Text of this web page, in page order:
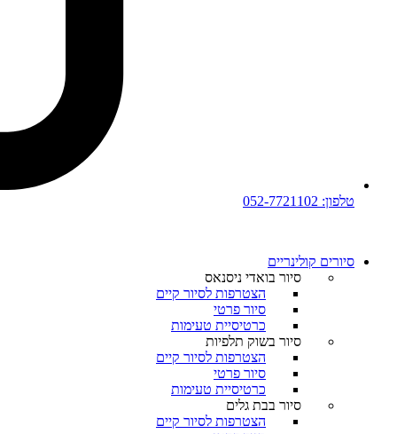
טלפון: 052-7721102
סיורים קולינריים​
סיור בואדי ניסנאס
הצטרפות לסיור קיים
סיור פרטי
כרטיסיית טעימות
סיור בשוק תלפיות
הצטרפות לסיור קיים
סיור פרטי
כרטיסיית טעימות
סיור בבת גלים
הצטרפות לסיור קיים